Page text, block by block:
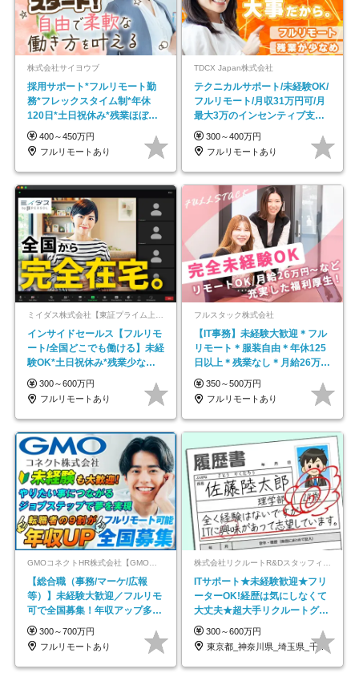
株式会社サイヨウブ
採用サポート*フルリモート勤
務*フレックスタイム制*年休
120日*土日祝休み*残業ほぼな
し*育児中社員8割以上
400～450万円
フルリモートあり
TDCX Japan株式会社
テクニカルサポート/未経験OK/
フルリモート/月収31万円可/月
最大3万のインセンティブ支給/
平均年齢33歳
300～400万円
フルリモートあり
ミイダス株式会社【東証プライム上場パーソルグループ】
インサイドセールス【フルリモ
ート/全国どこでも働ける】未経
験OK*土日祝休み*残業少なめ*
在宅勤務手当あり
300～600万円
フルリモートあり
フルスタック株式会社
【IT事務】未経験大歓迎＊フル
リモート＊服装自由＊年休125
日以上＊残業なし＊月給26万円
以上
350～500万円
フルリモートあり
GMOコネクトHR株式会社【GMOインターネットグループ】
【総合職（事務/マーケ/広報
等）】未経験大歓迎／フルリモ
可で全国募集！年収アップ多数
★年休最大130日★
300～700万円
フルリモートあり
ITサポート★未経験歓迎★フリ
ーターOK!経歴は気にしなくて
大丈夫★超大手リクルートグル
ープの正社員/sg
300～600万円
東京都_神奈川県_埼玉県_千葉県_大阪府…